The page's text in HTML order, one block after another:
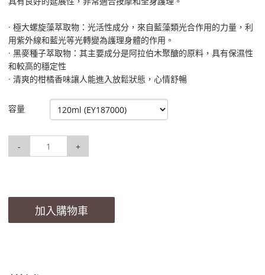
· 極大螺旋藻萃取物：光活性成分，來自藍藻類光合作用的力量，利
用紫外線和藍光等光轉變為護理身體的作用。
· 黑麥種子萃取物：其主要成分是阿拉伯木聚醣的原料，具有保濕性
和較高的穩定性
· 清爽的柑橘香味讓人能進入放鬆狀態，心情舒暢
容量
- +
加入購物車